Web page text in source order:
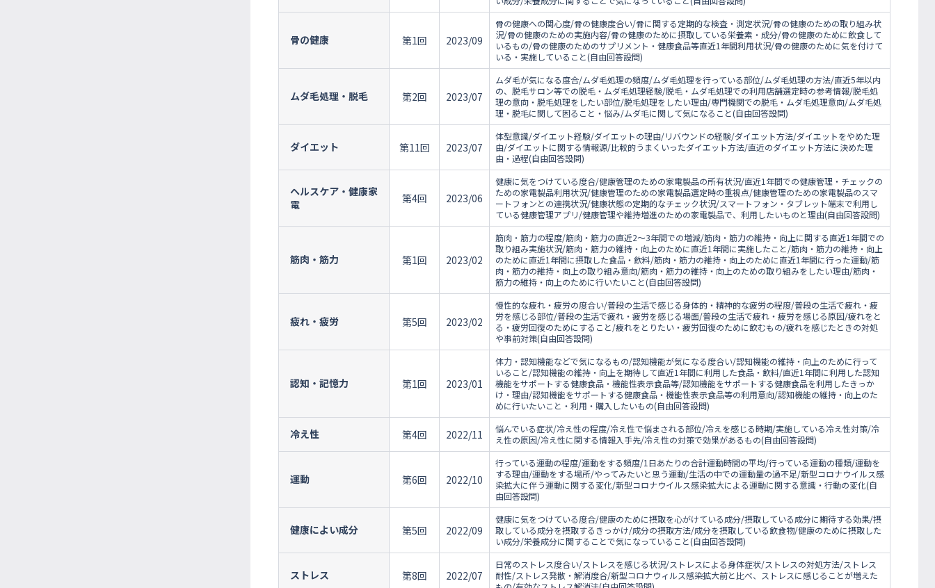
骨の健康 第1回 2023/09
骨の健康への関心度/骨の健康度合い/骨に関する定期的な検査・測定状況/骨の健康のための取り組み状
況/骨の健康のための実施内容/骨の健康のために摂取している栄養素・成分/骨の健康のために飲食して
いるもの/骨の健康のためのサプリメント・健康食品等直近1年間利用状況/骨の健康のために気を付けて
いる・実施していること(自由回答設問)
ムダ毛処理・脱毛 第2回 2023/07
ムダ毛が気になる度合/ムダ毛処理の頻度/ムダ毛処理を行っている部位/ムダ毛処理の方法/直近5年以内
の、脱毛サロン等での脱毛・ムダ毛処理経験/脱毛・ムダ毛処理での利用店舗選定時の参考情報/脱毛処
理の意向・脱毛処理をしたい部位/脱毛処理をしたい理由/専門機関での脱毛・ムダ毛処理意向/ムダ毛処
理・脱毛に関して困ること・悩み/ムダ毛に関して気になること(自由回答設問)
ダイエット 第11回 2023/07
体型意識/ダイエット経験/ダイエットの理由/リバウンドの経験/ダイエット方法/ダイエットをやめた理
由/ダイエットに関する情報源/比較的うまくいったダイエット方法/直近のダイエット方法に決めた理
由・過程(自由回答設問)
ヘルスケア・健康家
電
第4回 2023/06
健康に気をつけている度合/健康管理のための家電製品の所有状況/直近1年間での健康管理・チェックの
ための家電製品利用状況/健康管理のための家電製品選定時の重視点/健康管理のための家電製品のスマ
ートフォンとの連携状況/健康状態の定期的なチェック状況/スマートフォン・タブレット端末で利用し
ている健康管理アプリ/健康管理や維持増進のための家電製品で、利用したいものと理由(自由回答設問)
筋肉・筋力 第1回 2023/02
筋肉・筋力の程度/筋肉・筋力の直近2～3年間での増減/筋肉・筋力の維持・向上に関する直近1年間での
取り組み実施状況/筋肉・筋力の維持・向上のために直近1年間に実施したこと/筋肉・筋力の維持・向上
のために直近1年間に摂取した食品・飲料/筋肉・筋力の維持・向上のために直近1年間に行った運動/筋
肉・筋力の維持・向上の取り組み意向/筋肉・筋力の維持・向上のための取り組みをしたい理由/筋肉・
筋力の維持・向上のために行いたいこと(自由回答設問)
疲れ・疲労 第5回 2023/02
慢性的な疲れ・疲労の度合い/普段の生活で感じる身体的・精神的な疲労の程度/普段の生活で疲れ・疲
労を感じる部位/普段の生活で疲れ・疲労を感じる場面/普段の生活で疲れ・疲労を感じる原因/疲れをと
る・疲労回復のためにすること/疲れをとりたい・疲労回復のために飲むもの/疲れを感じたときの対処
や事前対策(自由回答設問)
認知・記憶力 第1回 2023/01
体力・認知機能などで気になるもの/認知機能が気になる度合い/認知機能の維持・向上のために行って
いること/認知機能の維持・向上を期待して直近1年間に利用した食品・飲料/直近1年間に利用した認知
機能をサポートする健康食品・機能性表示食品等/認知機能をサポートする健康食品を利用したきっか
け・理由/認知機能をサポートする健康食品・機能性表示食品等の利用意向/認知機能の維持・向上のた
めに行いたいこと・利用・購入したいもの(自由回答設問)
冷え性 第4回 2022/11
悩んでいる症状/冷え性の程度/冷え性で悩まされる部位/冷えを感じる時期/実施している冷え性対策/冷
え性の原因/冷え性に関する情報入手先/冷え性の対策で効果があるもの(自由回答設問)
運動 第6回 2022/10
行っている運動の程度/運動をする頻度/1日あたりの合計運動時間の平均/行っている運動の種類/運動を
する理由/運動をする場所/やってみたいと思う運動/生活の中での運動量の過不足/新型コロナウイルス感
染拡大に伴う運動に関する変化/新型コロナウイルス感染拡大による運動に関する意識・行動の変化(自
由回答設問)
健康によい成分 第5回 2022/09
健康に気をつけている度合/健康のために摂取を心がけている成分/摂取している成分に期待する効果/摂
取している成分を摂取するきっかけ/成分の摂取方法/成分を摂取している飲食物/健康のために摂取した
い成分/栄養成分に関することで気になっていること(自由回答設問)
ストレス 第8回 2022/07
日常のストレス度合い/ストレスを感じる状況/ストレスによる身体症状/ストレスの対処方法/ストレス
耐性/ストレス発散・解消度合/新型コロナウィルス感染拡大前と比べ、ストレスに感じることが増えた